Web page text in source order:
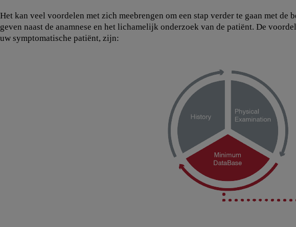
Het kan veel voordelen met zich meebrengen om een stap verder te gaan met
geven naast de anamnese en het lichamelijk onderzoek van de patiënt. De
uw symptomatische patiënt, zijn: